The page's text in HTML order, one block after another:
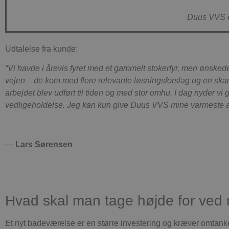
Duus VVS
Udtalelse fra kunde:
“Vi havde i årevis fyret med et gammelt stokerfyr, men
vejen – de kom med flere relevante løsningsforslag og en
arbejdet blev udført til tiden og med stor omhu. I dag nyder
vedligeholdelse. Jeg kan kun give Duus VVS mine varmeste
— Lars Sørensen
Hvad skal man tage højde for ved
Et nyt badeværelse er en større investering og kræver
Navn
_ga